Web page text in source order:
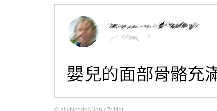
© AllyNeedsANap / Twitter